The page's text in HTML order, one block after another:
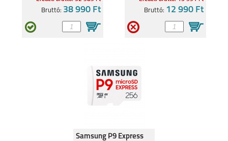
Bruttó: 38 990 Ft Bruttó: 12 990 Ft
Samsung P9 Express